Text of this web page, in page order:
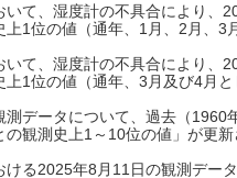
て、湿度計の不具合により
1位の値（通年、1月、2月、3
て、湿度計の不具合により
1位の値（通年、3月及び4月
データについて、過去（
観測史上1～10位の値」が更
る2025年8月11日の観測デー